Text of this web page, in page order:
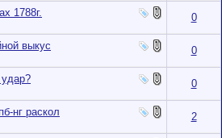
1788г. 0
выкус 0
0
нг раскол 2